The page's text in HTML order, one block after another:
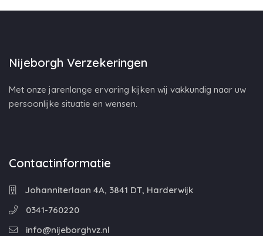
Nijeborgh Verzekeringen
Met onze jarenlange ervaring kijken wij vakkundig naar uw
persoonlijke situatie en wensen.
Contactinformatie
Johanniterlaan 4A, 3841 DT, Harderwijk
0341-760220
info@nijeborghvz.nl